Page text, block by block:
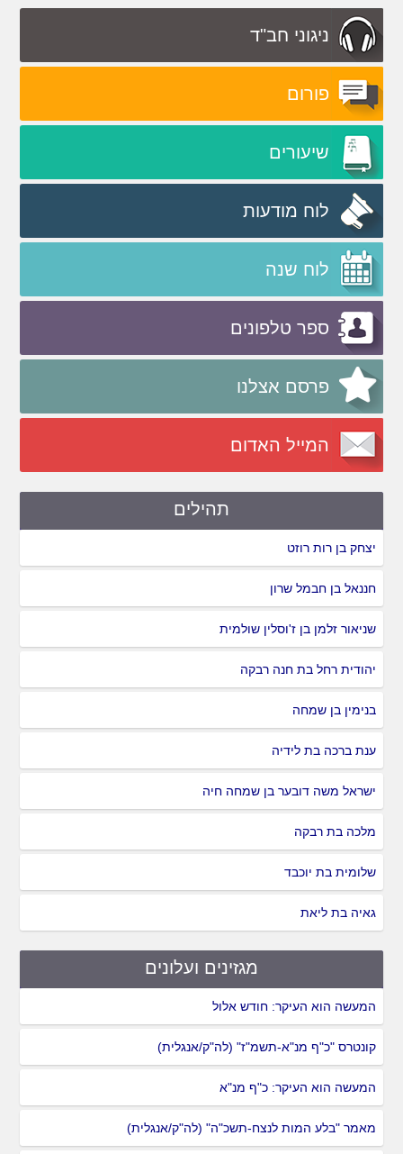
ניגוני חב"ד
פורום
שיעורים
לוח מודעות
לוח שנה
ספר טלפונים
פרסם אצלנו
המייל האדום
תהילים
יצחק בן רות רוזט
חננאל בן חבמל שרון
שניאור זלמן בן ז'וסלין שולמית
יהודית רחל בת חנה רבקה
בנימין בן שמחה
ענת ברכה בת לידיה
ישראל משה דובער בן שמחה חיה
מלכה בת רבקה
שלומית בת יוכבד
גאיה בת ליאת
מגזינים ועלונים
המעשה הוא העיקר: חודש אלול
קונטרס "כ"ף מנ"א-תשמ"ז" (לה"ק/אנגלית)
המעשה הוא העיקר: כ"ף מנ"א
מאמר "בלע המות לנצח-תשכ"ה" (לה"ק/אנגלית)